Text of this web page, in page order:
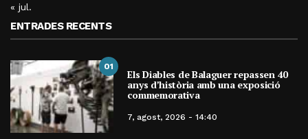
« jul.
ENTRADES RECENTS
01
Els Diables de Balaguer repassen 40
anys d’història amb una exposició
commemorativa
7, agost, 2026 - 14:40